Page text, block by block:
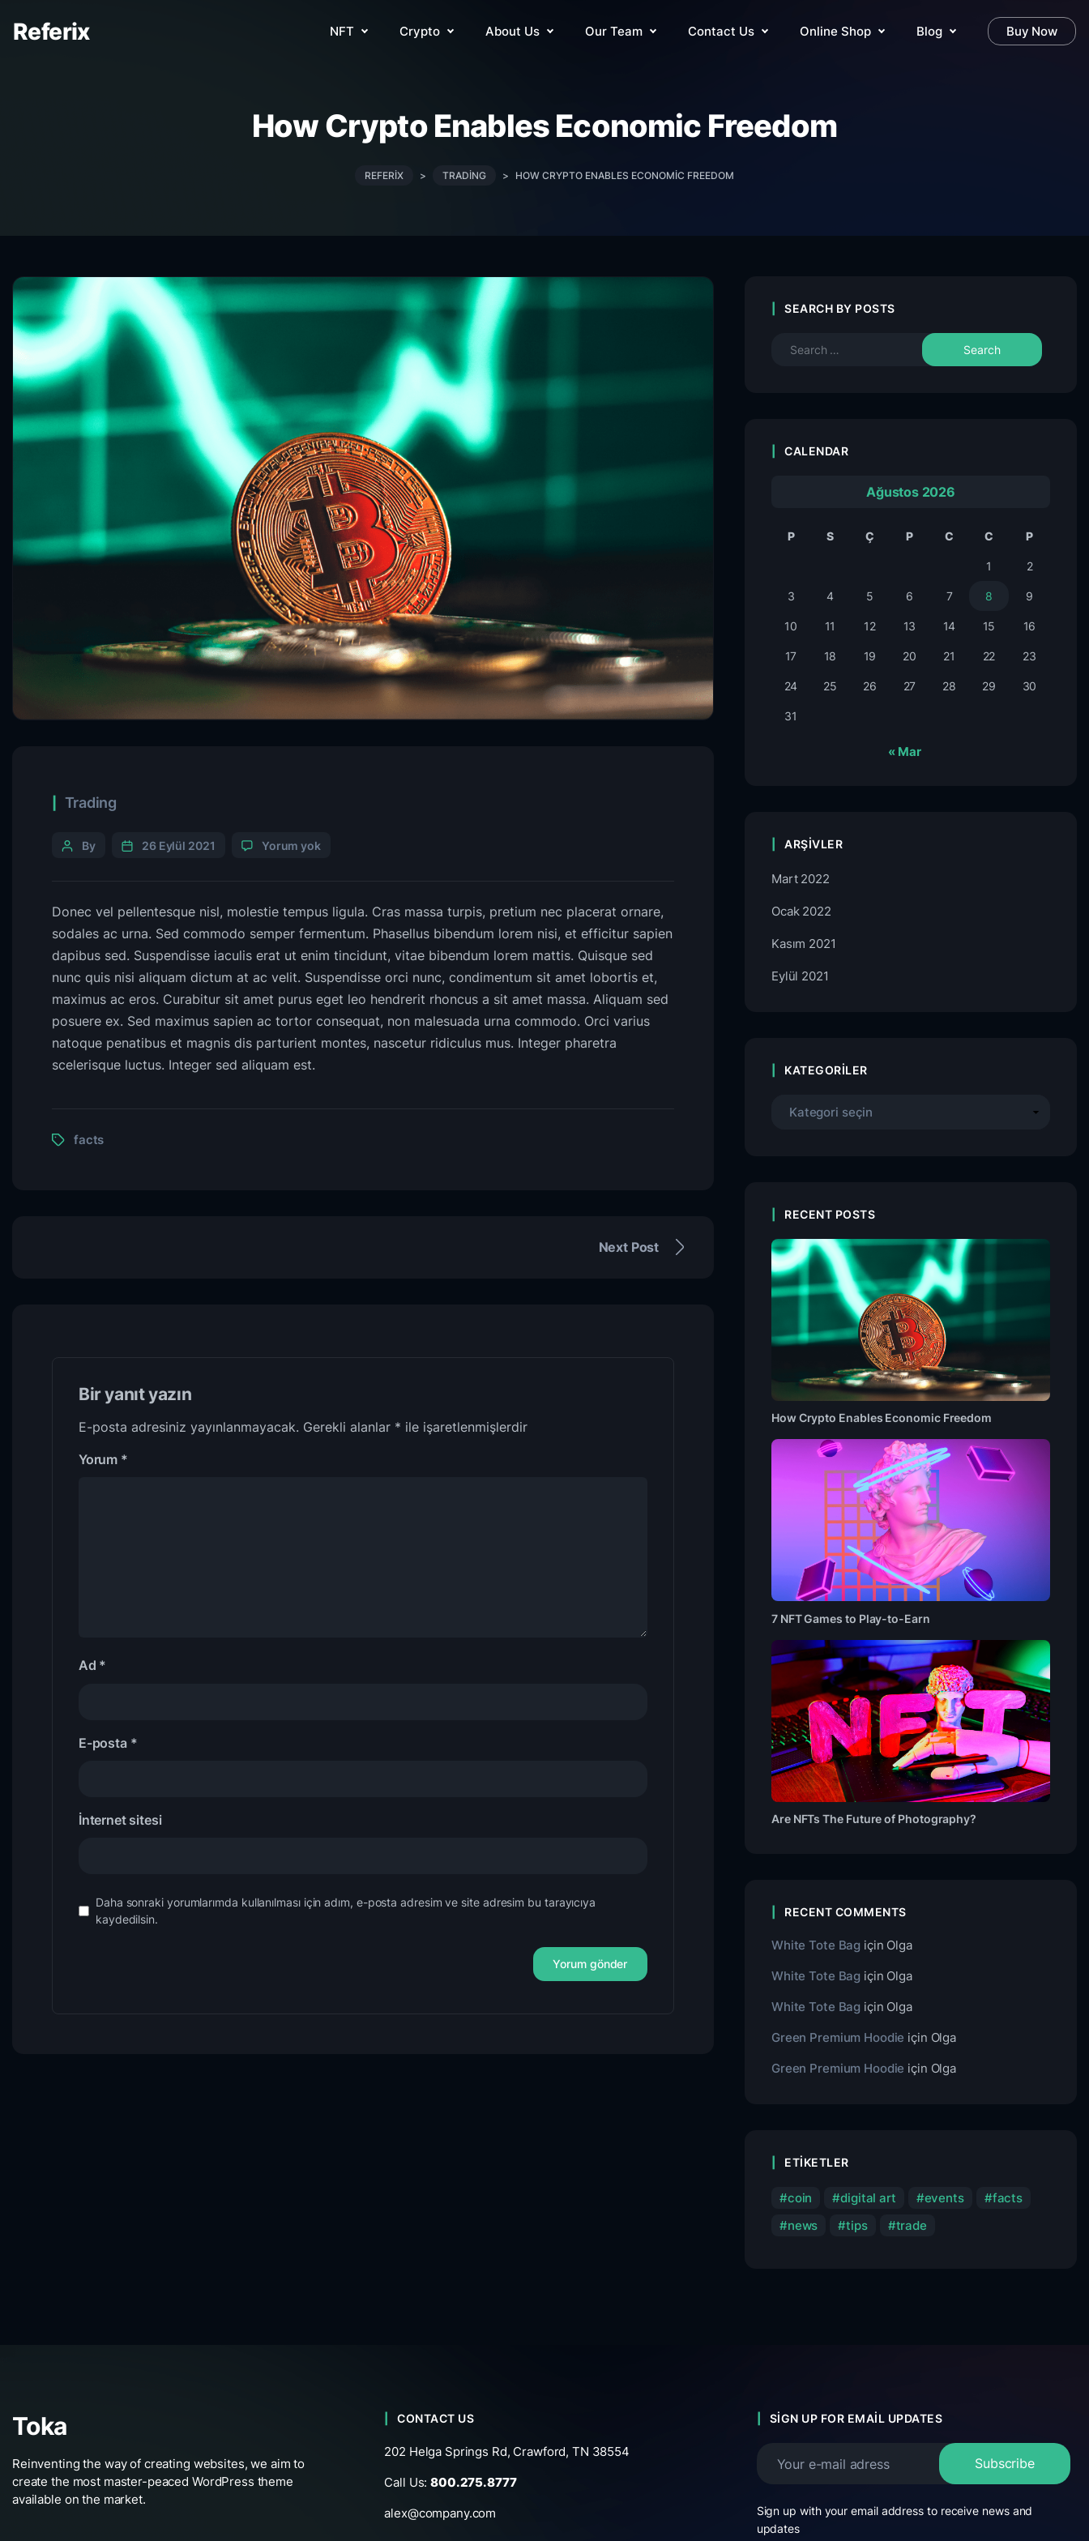
Referix NFT Crypto About Us Our Team Contact Us Online Shop Blog Buy Now
How Crypto Enables Economic Freedom
REFERIX > TRADING > HOW CRYPTO ENABLES ECONOMIC FREEDOM
Trading
By 26 Eylül 2021 Yorum yok
Donec vel pellentesque nisl, molestie tempus ligula. Cras massa turpis, pretium nec placerat ornare,
sodales ac urna. Sed commodo semper fermentum. Phasellus bibendum lorem nisi, et efficitur sapien
dapibus sed. Suspendisse iaculis erat ut enim tincidunt, vitae bibendum lorem mattis. Quisque sed
nunc quis nisi aliquam dictum at ac velit. Suspendisse orci nunc, condimentum sit amet lobortis et,
maximus ac eros. Curabitur sit amet purus eget leo hendrerit rhoncus a sit amet massa. Aliquam sed
posuere ex. Sed maximus sapien ac tortor consequat, non malesuada urna commodo. Orci varius
natoque penatibus et magnis dis parturient montes, nascetur ridiculus mus. Integer pharetra
scelerisque luctus. Integer sed aliquam est.
facts
Next Post
Bir yanıt yazın
E-posta adresiniz yayınlanmayacak. Gerekli alanlar * ile işaretlenmişlerdir
Yorum *
Ad *
E-posta *
İnternet sitesi
Daha sonraki yorumlarımda kullanılması için adım, e-posta adresim ve site adresim bu tarayıcıya
kaydedilsin.
SEARCH BY POSTS
CALENDAR
Ağustos 2026
P S Ç P C C P
1 2
3 4 5 6 7 8 9
10 11 12 13 14 15 16
17 18 19 20 21 22 23
24 25 26 27 28 29 30
31
« Mar
ARŞIVLER
Mart 2022
Ocak 2022
Kasım 2021
Eylül 2021
KATEGORILER
RECENT POSTS
How Crypto Enables Economic Freedom
7 NFT Games to Play-to-Earn
Are NFTs The Future of Photography?
RECENT COMMENTS
White Tote Bag için Olga
White Tote Bag için Olga
White Tote Bag için Olga
Green Premium Hoodie için Olga
Green Premium Hoodie için Olga
ETIKETLER
coin digital art events
facts
news
tips trade
Toka
Reinventing the way of creating websites, we aim to
create the most master-peaced WordPress theme
available on the market.
CONTACT US
202 Helga Springs Rd, Crawford, TN 38554
Call Us:800.275.8777
alex@company.com
SIGN UP FOR EMAIL UPDATES
Sign up with your email address to receive news and
updates